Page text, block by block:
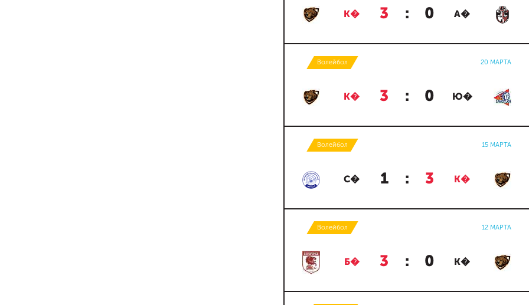
К� 3 : 0 А�
Волейбол 20 МАРТА
К� 3 : 0 Ю�
Волейбол 15 МАРТА
С� 1 : 3 К�
Волейбол 12 МАРТА
Б� 3 : 0 К�